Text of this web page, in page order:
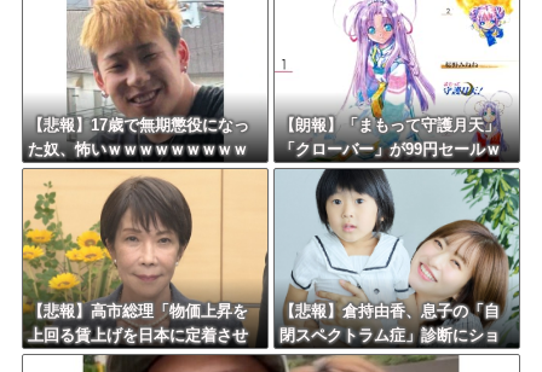
できない」東名高速で続いた約1.
7キロの追突
【悲報】17歳で無期懲役になっ
た奴、怖いｗｗｗｗｗｗｗｗｗ
ｗｗｗｗｗｗｗｗｗｗｗｗｗｗ
ｗ
【朗報】「まもって守護月天」
「クローバー」が99円セールｗ
ｗｗｗｗｗｗｗｗｗｗｗ
【悲報】高市総理「物価上昇を
上回る賃上げを日本に定着させ
る」 →国家公務員月給3.51％増
【悲報】倉持由香、息子の「自
閉スペクトラム症」診断にショ
ックで涙… 見逃していた乳幼児